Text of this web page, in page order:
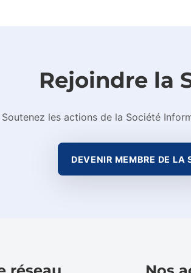
Rejoindre la
Soutenez les actions de la Société
DEVENIR MEMBRE DE LA